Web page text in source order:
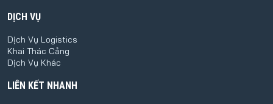
DỊCH VỤ
Dịch Vụ Logistics
Khai Thác Cảng
Dịch Vụ Khác
LIÊN KẾT NHANH